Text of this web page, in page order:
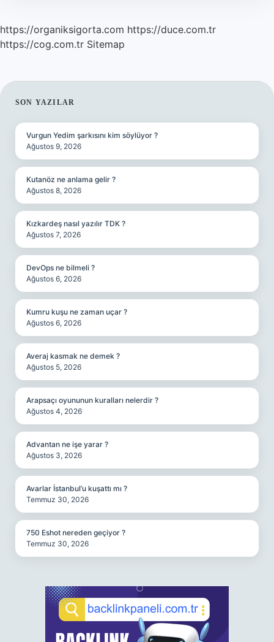
https://organiksigorta.com https://duce.com.tr
https://cog.com.tr Sitemap
SIDEBAR
SON YAZILAR
Vurgun Yedim şarkısını kim söylüyor ?
Ağustos 9, 2026
Kutanöz ne anlama gelir ?
Ağustos 8, 2026
Kızkardeş nasıl yazılır TDK ?
Ağustos 7, 2026
DevOps ne bilmeli ?
Ağustos 6, 2026
Kumru kuşu ne zaman uçar ?
Ağustos 6, 2026
Averaj kasmak ne demek ?
Ağustos 5, 2026
Arapsaçı oyununun kuralları nelerdir ?
Ağustos 4, 2026
Advantan ne işe yarar ?
Ağustos 3, 2026
Avarlar İstanbul’u kuşattı mı ?
Temmuz 30, 2026
750 Eshot nereden geçiyor ?
Temmuz 30, 2026